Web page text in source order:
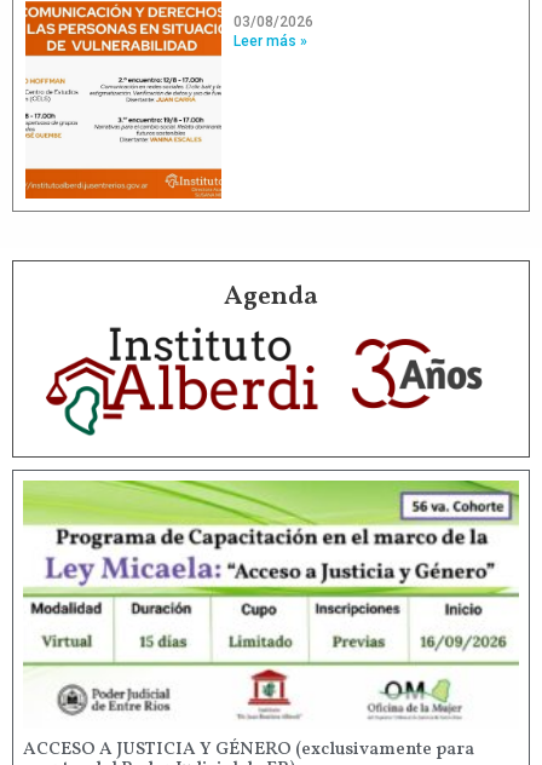
03/08/2026
Leer más »
Agenda
ACCESO A JUSTICIA Y GÉNERO (exclusivamente para